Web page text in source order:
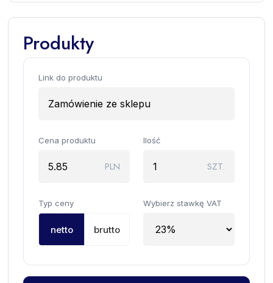
Produkty
Link do produktu
Cena produktu
PLN
Ilość
SZT.
Typ ceny
netto brutto
Wybierz stawkę VAT